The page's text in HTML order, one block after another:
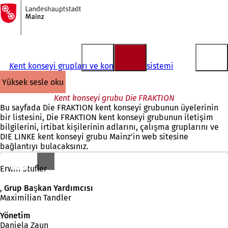
İçeriğe atla
Ana
sayfaya
Kent konseyi grupları ve konsey bilgi sistemi
yüksek sesle oku
Kent konseyi grubu Die FRAKTION
Bu sayfada Die FRAKTION kent konseyi grubunun üyelerinin
bir listesini, Die FRAKTION kent konseyi grubunun iletişim
bilgilerini, irtibat kişilerinin adlarını, çalışma gruplarını ve
DIE LINKE kent konseyi grubu Mainz'in web sitesine
bağlantıyı bulacaksınız.
Erwin Stufler
, Grup Başkan Yardımcısı
Maximilian Tandler
Yönetim
Daniela Zaun